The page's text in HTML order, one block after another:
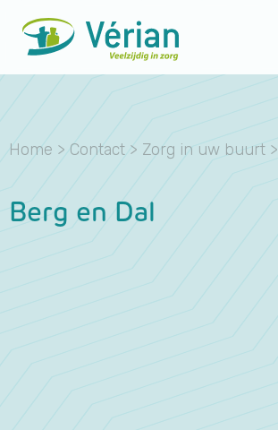
Home > Contact > Zorg in uw buurt >
Berg en Dal